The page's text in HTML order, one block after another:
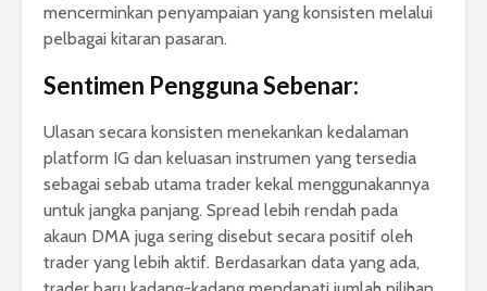
mencerminkan penyampaian yang konsisten melalui
pelbagai kitaran pasaran.
Sentimen Pengguna Sebenar:
Ulasan secara konsisten menekankan kedalaman
platform IG dan keluasan instrumen yang tersedia
sebagai sebab utama trader kekal menggunakannya
untuk jangka panjang. Spread lebih rendah pada
akaun DMA juga sering disebut secara positif oleh
trader yang lebih aktif. Berdasarkan data yang ada,